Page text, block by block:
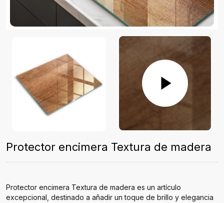
Protector encimera Textura de madera
Protector encimera Textura de madera es un artículo
excepcional, destinado a añadir un toque de brillo y elegancia